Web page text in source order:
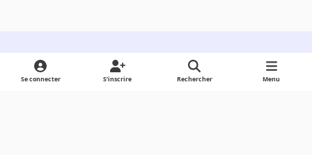
Light ModeDark ModeSystem Preference
Se connecter S’inscrire Rechercher Menu